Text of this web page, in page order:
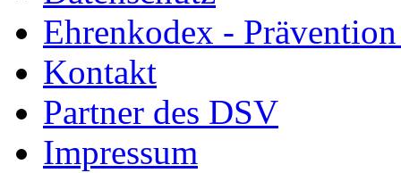
Ehrenkodex -
Kontakt
Partner des DSV
Impressum